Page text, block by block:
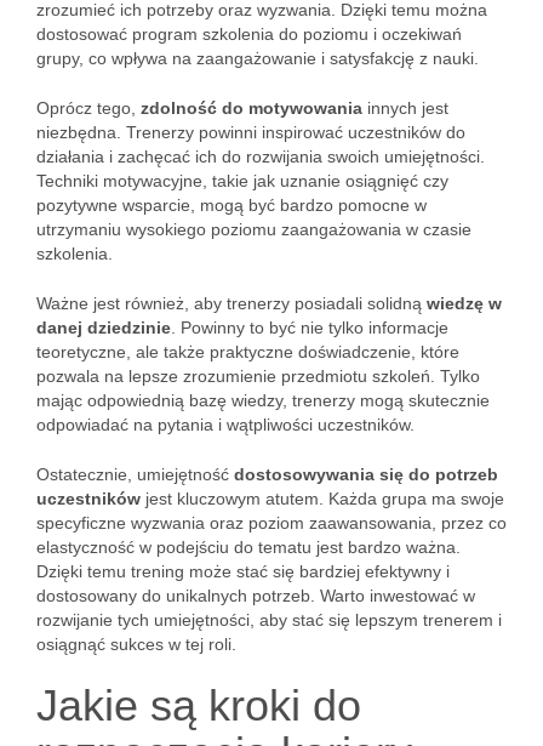
zrozumieć ich potrzeby oraz wyzwania. Dzięki temu można
dostosować program szkolenia do poziomu i oczekiwań
grupy, co wpływa na zaangażowanie i satysfakcję z nauki.
Oprócz tego, zdolność do motywowania innych jest
niezbędna. Trenerzy powinni inspirować uczestników do
działania i zachęcać ich do rozwijania swoich umiejętności.
Techniki motywacyjne, takie jak uznanie osiągnięć czy
pozytywne wsparcie, mogą być bardzo pomocne w
utrzymaniu wysokiego poziomu zaangażowania w czasie
szkolenia.
Ważne jest również, aby trenerzy posiadali solidną wiedzę w
danej dziedzinie . Powinny to być nie tylko informacje
teoretyczne, ale także praktyczne doświadczenie, które
pozwala na lepsze zrozumienie przedmiotu szkoleń. Tylko
mając odpowiednią bazę wiedzy, trenerzy mogą skutecznie
odpowiadać na pytania i wątpliwości uczestników.
Ostatecznie, umiejętność dostosowywania się do potrzeb
uczestników jest kluczowym atutem. Każda grupa ma swoje
specyficzne wyzwania oraz poziom zaawansowania, przez co
elastyczność w podejściu do tematu jest bardzo ważna.
Dzięki temu trening może stać się bardziej efektywny i
dostosowany do unikalnych potrzeb. Warto inwestować w
rozwijanie tych umiejętności, aby stać się lepszym trenerem i
osiągnąć sukces w tej roli.
Jakie są kroki do